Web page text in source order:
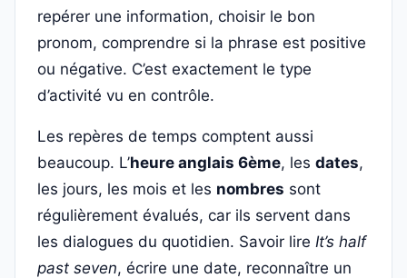
repérer une information, choisir le bon
pronom, comprendre si la phrase est positive
ou négative. C’est exactement le type
d’activité vu en contrôle.
Les repères de temps comptent aussi
beaucoup. L’heure anglais 6ème, les dates,
les jours, les mois et les nombres sont
régulièrement évalués, car ils servent dans
les dialogues du quotidien. Savoir lire It’s half
past seven, écrire une date, reconnaître un